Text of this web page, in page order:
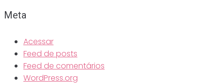
Meta
Acessar
Feed de posts
Feed de comentários
WordPress.org